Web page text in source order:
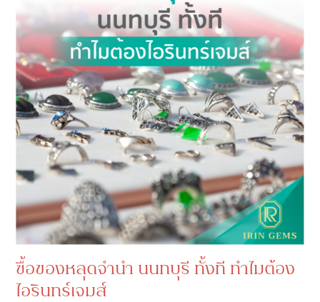
ซื้อของหลุดจำนำ นนทบุรี ทั้งที ทำไมต้อง
ไอรินทร์เจมส์